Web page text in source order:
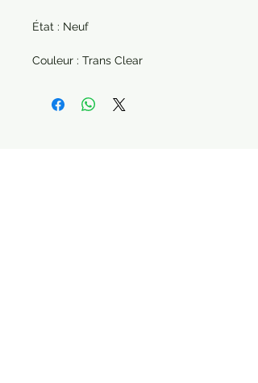
État : Neuf
Couleur : Trans Clear